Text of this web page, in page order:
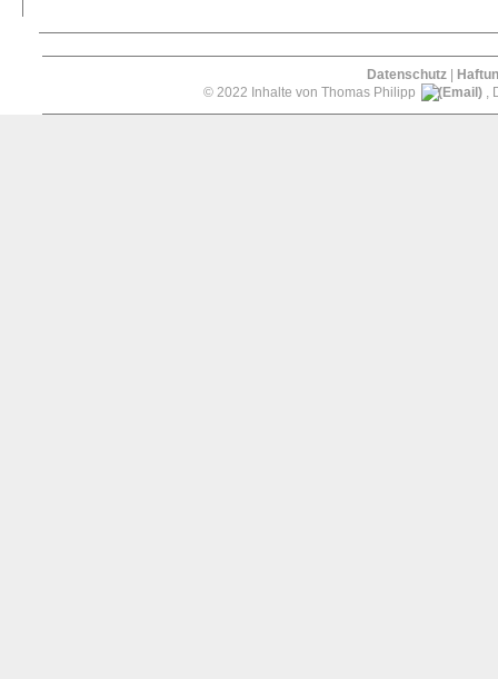
Datenschutz |
© 2022 Inhalte von Thomas Philipp
,